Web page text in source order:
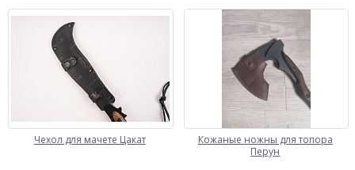
Чехол для мачете Цакат
Кожаные ножны для топора
Перун